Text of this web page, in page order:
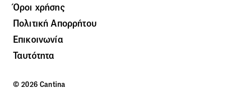
Όροι χρήσης
Πολιτική Απορρήτου
Επικοινωνία
Ταυτότητα
© 2026 Cantina